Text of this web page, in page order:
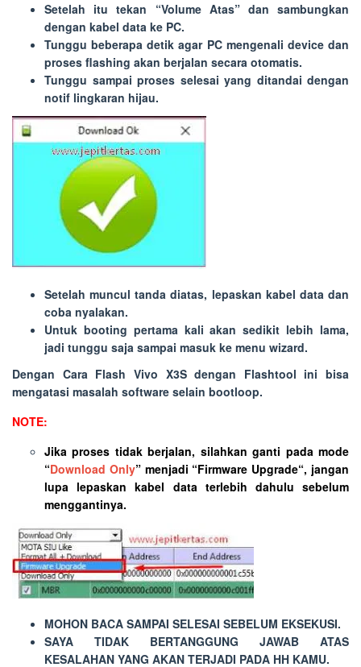
Setelah itu tekan “Volume Atas” dan sambungkan
dengan kabel data ke PC.
Tunggu beberapa detik agar PC mengenali device dan
proses flashing akan berjalan secara otomatis.
Tunggu sampai proses selesai yang ditandai dengan
notif lingkaran hijau.
Setelah muncul tanda diatas, lepaskan kabel data dan
coba nyalakan.
Untuk booting pertama kali akan sedikit lebih lama,
jadi tunggu saja sampai masuk ke menu wizard.
Dengan Cara Flash Vivo X3S dengan Flashtool ini bisa
mengatasi masalah software selain bootloop.
NOTE:
Jika proses tidak berjalan, silahkan ganti pada mode
“Download Only” menjadi “Firmware Upgrade“, jangan
lupa lepaskan kabel data terlebih dahulu sebelum
menggantinya.
MOHON BACA SAMPAI SELESAI SEBELUM EKSEKUSI.
SAYA TIDAK BERTANGGUNG JAWAB ATAS
KESALAHAN YANG AKAN TERJADI PADA HH KAMU.